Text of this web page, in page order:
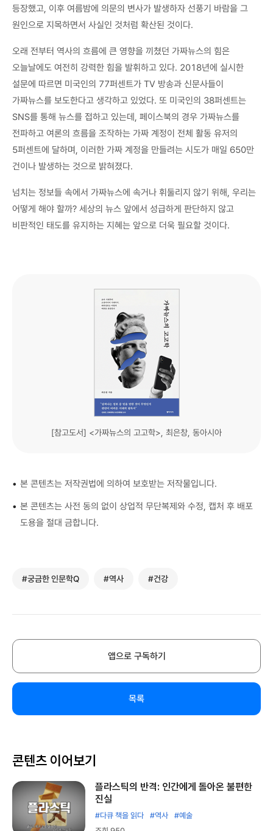
등장했고, 이후 여름밤에 의문의 변사가 발생하자 선풍기 바람을 그
원인으로 지목하면서 사실인 것처럼 확산된 것이다.
오래 전부터 역사의 흐름에 큰 영향을 끼쳤던 가짜뉴스의 힘은
오늘날에도 여전히 강력한 힘을 발휘하고 있다. 2018년에 실시한
설문에 따르면 미국인의 77퍼센트가 TV 방송과 신문사들이
가짜뉴스를 보도한다고 생각하고 있었다. 또 미국인의 38퍼센트는
SNS를 통해 뉴스를 접하고 있는데, 페이스북의 경우 가짜뉴스를
전파하고 여론의 흐름을 조작하는 가짜 계정이 전체 활동 유저의
5퍼센트에 달하며, 이러한 가짜 계정을 만들려는 시도가 매일 650만
건이나 발생하는 것으로 밝혀졌다.
넘치는 정보들 속에서 가짜뉴스에 속거나 휘둘리지 않기 위해, 우리는
어떻게 해야 할까? 세상의 뉴스 앞에서 성급하게 판단하지 않고
비판적인 태도를 유지하는 지혜는 앞으로 더욱 필요할 것이다.
[참고도서] <가짜뉴스의 고고학>, 최은창, 동아시아
• 본 콘텐츠는 저작권법에 의하여 보호받는 저작물입니다.
• 본 콘텐츠는 사전 동의 없이 상업적 무단복제와 수정, 캡처 후 배포
도용을 절대 금합니다.
#궁금한 인문학Q #역사 #건강
앱으로 구독하기
목록
콘텐츠 이어보기
플라스틱의 반격: 인간에게 돌아온 불편한
진실
#다큐 책을 읽다 #역사
#예술